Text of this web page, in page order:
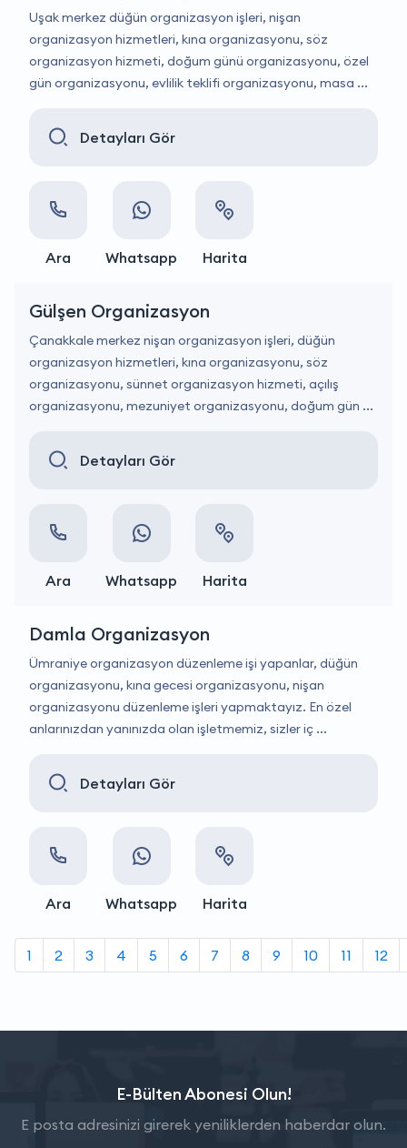
Uşak merkez düğün organizasyon işleri, nişan
organizasyon hizmetleri, kına organizasyonu, söz
organizasyon hizmeti, doğum günü organizasyonu, özel
gün organizasyonu, evlilik teklifi organizasyonu, masa ...
Detayları Gör
Ara Whatsapp Harita
Gülşen Organizasyon
Çanakkale merkez nişan organizasyon işleri, düğün
organizasyon hizmetleri, kına organizasyonu, söz
organizasyonu, sünnet organizasyon hizmeti, açılış
organizasyonu, mezuniyet organizasyonu, doğum gün ...
Detayları Gör
Ara Whatsapp Harita
Damla Organizasyon
Ümraniye organizasyon düzenleme işi yapanlar, düğün
organizasyonu, kına gecesi organizasyonu, nişan
organizasyonu düzenleme işleri yapmaktayız. En özel
anlarınızdan yanınızda olan işletmemiz, sizler iç ...
Detayları Gör
Ara Whatsapp Harita
1 2 3 4 5 6 7 8 9 10 11 12
E-Bülten Abonesi Olun!
E posta adresinizi girerek yeniliklerden haberdar olun.